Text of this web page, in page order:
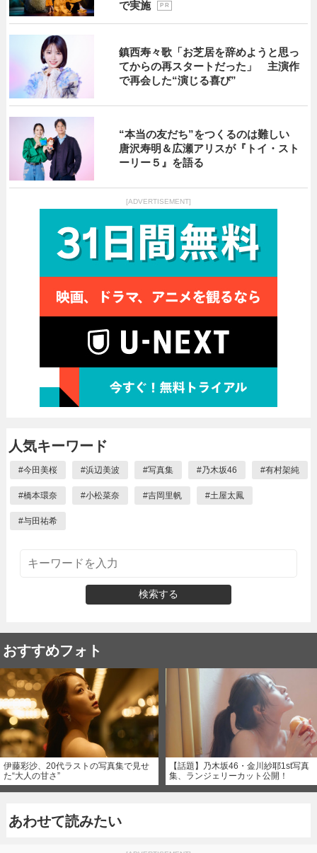
で実施
P R
鎮西寿々歌「お芝居を辞めようと思っ
てからの再スタートだった」 主演作
で再会した“演じる喜び”
“本当の友だち”をつくるのは難しい
唐沢寿明＆広瀬アリスが『トイ・スト
ーリー５』を語る
[ADVERTISEMENT]
人気キーワード
#今田美桜 #浜辺美波 #写真集 #乃木坂46 #有村架純
#橋本環奈 #小松菜奈 #吉岡里帆 #土屋太鳳
#与田祐希
検索する
おすすめフォト
伊藤彩沙、20代ラストの写真集で見せ
た“大人の甘さ”
【話題】乃木坂46・金川紗耶1st写真
集、ランジェリーカット公開！
あわせて読みたい